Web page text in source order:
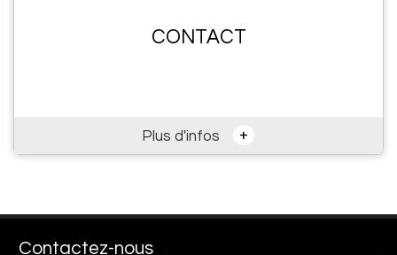
CONTACT
Plus d'infos +
Contactez-nous